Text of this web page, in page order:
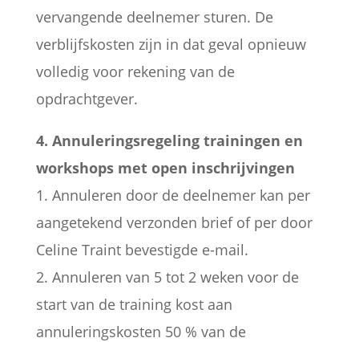
vervangende deelnemer sturen. De
verblijfskosten zijn in dat geval opnieuw
volledig voor rekening van de
opdrachtgever.
4. Annuleringsregeling trainingen en
workshops met open inschrijvingen
1. Annuleren door de deelnemer kan per
aangetekend verzonden brief of per door
Celine Traint bevestigde e-mail.
2. Annuleren van 5 tot 2 weken voor de
start van de training kost aan
annuleringskosten 50 % van de